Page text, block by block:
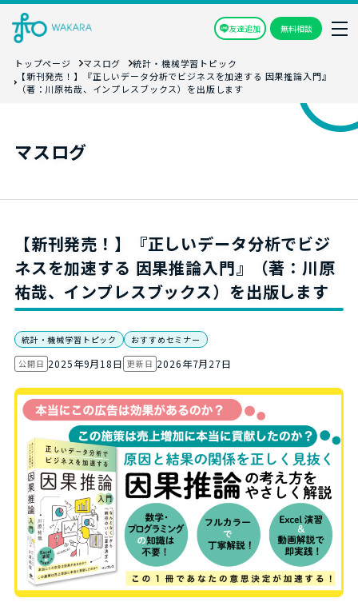
友達追加 無料相談
トップページ マスログ
統計・機械学習トピック
【新刊発売！】『正しいデータ分析でビジネスを加速する 因果推論入門』
（著：川原祐哉、インプレスブックス）を出版します
マスログ
【新刊発売！】『正しいデータ分析でビジ
ネスを加速する 因果推論入門』（著：川原
祐哉、インプレスブックス）を出版します
統計・機械学習トピック
おすすめセミナー
公開日 2025年9月18日 更新日 2026年7月27日